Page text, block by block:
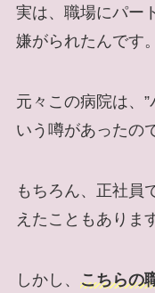
実は、職場にパー
嫌がられたんです。
元々この病院は、
いう噂があったの
もちろん、正社員
えたこともありま
しかし、 こちらの